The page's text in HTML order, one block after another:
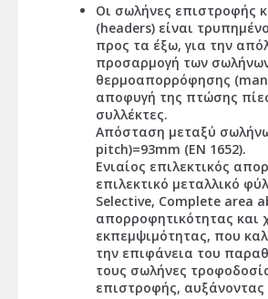
Οι σωλήνες επιστροφής
(headers) είναι
προς τα έξω, για την
προσαρμογή των
θερμοαπορρόφησης
αποφυγή της πτώσης
συλλέκτες.
Απόσταση μεταξύ
pitch)=93mm (EN 1652).
Ενιαίος επιλεκτικός
επιλεκτικό μεταλλικό
Selective, Complete area
απορροφητικότητας και
εκπεμψιμότητας, που
την επιφάνεια του
τους σωλήνες
επιστροφής, αυξάνοντας